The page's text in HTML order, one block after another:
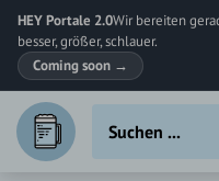
HEY Portale 2.0Wir bereiten
besser, größer, schlauer.
Coming soon →